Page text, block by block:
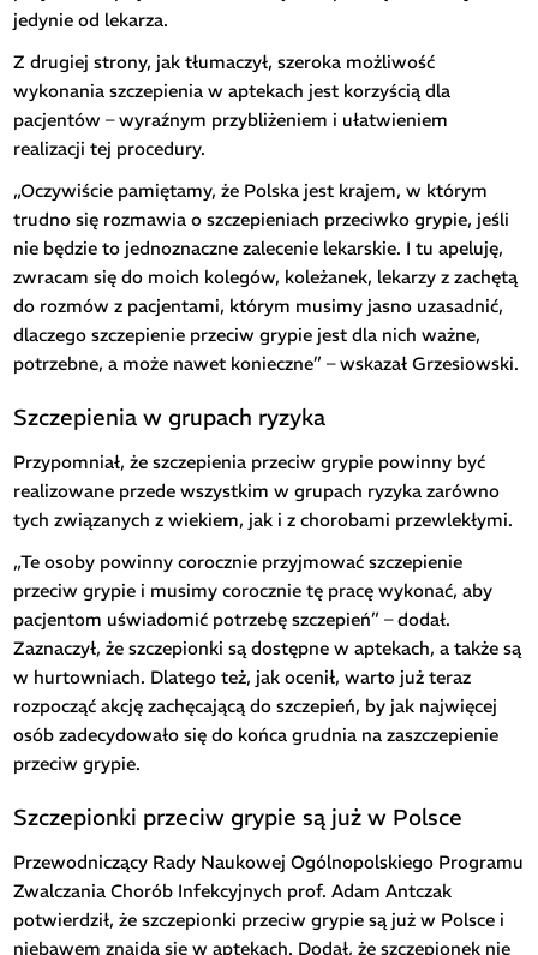
jedynie od lekarza.
Z drugiej strony, jak tłumaczył, szeroka możliwość
wykonania szczepienia w aptekach jest korzyścią dla
pacjentów – wyraźnym przybliżeniem i ułatwieniem
realizacji tej procedury.
„Oczywiście pamiętamy, że Polska jest krajem, w którym
trudno się rozmawia o szczepieniach przeciwko grypie, jeśli
nie będzie to jednoznaczne zalecenie lekarskie. I tu apeluję,
zwracam się do moich kolegów, koleżanek, lekarzy z zachętą
do rozmów z pacjentami, którym musimy jasno uzasadnić,
dlaczego szczepienie przeciw grypie jest dla nich ważne,
potrzebne, a może nawet konieczne” – wskazał Grzesiowski.
Szczepienia w grupach ryzyka
Przypomniał, że szczepienia przeciw grypie powinny być
realizowane przede wszystkim w grupach ryzyka zarówno
tych związanych z wiekiem, jak i z chorobami przewlekłymi.
„Te osoby powinny corocznie przyjmować szczepienie
przeciw grypie i musimy corocznie tę pracę wykonać, aby
pacjentom uświadomić potrzebę szczepień” – dodał.
Zaznaczył, że szczepionki są dostępne w aptekach, a także są
w hurtowniach. Dlatego też, jak ocenił, warto już teraz
rozpocząć akcję zachęcającą do szczepień, by jak najwięcej
osób zadecydowało się do końca grudnia na zaszczepienie
przeciw grypie.
Szczepionki przeciw grypie są już w Polsce
Przewodniczący Rady Naukowej Ogólnopolskiego Programu
Zwalczania Chorób Infekcyjnych prof. Adam Antczak
potwierdził, że szczepionki przeciw grypie są już w Polsce i
niebawem znajdą się w aptekach. Dodał, że szczepionek nie